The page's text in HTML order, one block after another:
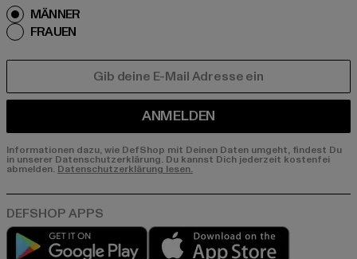
MÄNNER
FRAUEN
ANMELDEN
Informationen dazu, wie DefShop mit Deinen Daten umgeht, findest Du
in unserer Datenschutzerklärung. Du kannst Dich jederzeit kostenfei
abmelden. Datenschutzerklärung lesen.
Play market